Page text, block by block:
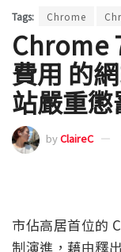
Tags: Chrome
Chrome
費用 的
站嚴重懲
byClaireC
市佔高居首位的
制演進，藉由釋